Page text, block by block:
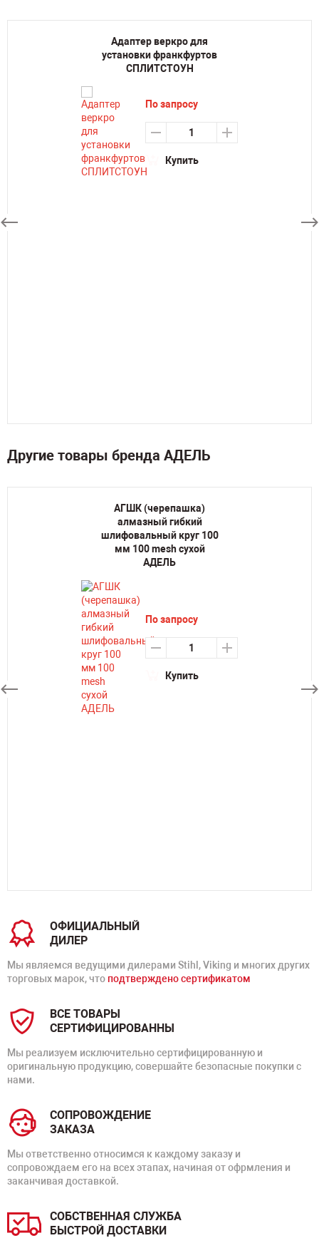
Адаптер веркро для
установки франкфуртов
СПЛИТСТОУН
По запросу
Купить
Другие товары бренда АДЕЛЬ
АГШК (черепашка)
алмазный гибкий
шлифовальный круг 100
мм 100 mesh сухой
АДЕЛЬ
По запросу
Купить
ОФИЦИАЛЬНЫЙ
ДИЛЕР
Мы являемся ведущими дилерами Stihl, Viking и многих других
торговых марок, что подтверждено сертификатом
ВСЕ ТОВАРЫ
СЕРТИФИЦИРОВАННЫ
Мы реализуем исключительно сертифицированную и
оригинальную продукцию, совершайте безопасные покупки с
нами.
СОПРОВОЖДЕНИЕ
ЗАКАЗА
Мы ответственно относимся к каждому заказу и
сопровождаем его на всех этапах, начиная от офрмления и
заканчивая доставкой.
СОБСТВЕННАЯ СЛУЖБА
БЫСТРОЙ ДОСТАВКИ